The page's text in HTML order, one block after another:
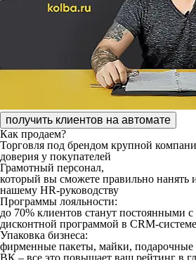
получить клиентов на автомате
Как продаем?
Торговля под брендом крупной
доверия у покупателей
Грамотный персонал,
который вы сможете правильно нанять
нашему HR-руководству
Программы лояльности:
до 70% клиентов станут постоянными
дисконтной программой в CRM-
Упаковка бизнеса:
фирменные пакеты, майки,